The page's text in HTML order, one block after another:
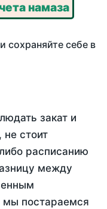
намаза
сохраняйте себе в
закат и
не стоит
расписанию
между
постараемся